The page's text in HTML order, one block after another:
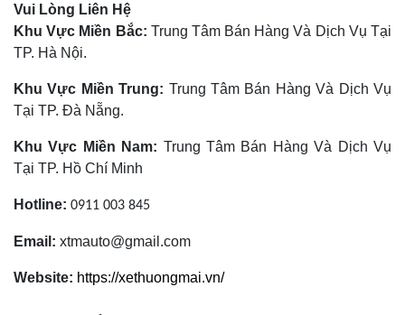
Vui Lòng Liên Hệ
Khu Vực Miền Bắc: Trung Tâm Bán Hàng Và Dịch Vụ Tại
TP. Hà Nội.
Khu Vực Miền Trung: Trung Tâm Bán Hàng Và Dịch Vụ
Tại TP. Đà Nẵng.
Khu Vực Miền Nam: Trung Tâm Bán Hàng Và Dịch Vụ
Tại TP. Hồ Chí Minh
Hotline: 0911 003 845
Email: xtmauto@gmail.com
Website: https://xethuongmai.vn/